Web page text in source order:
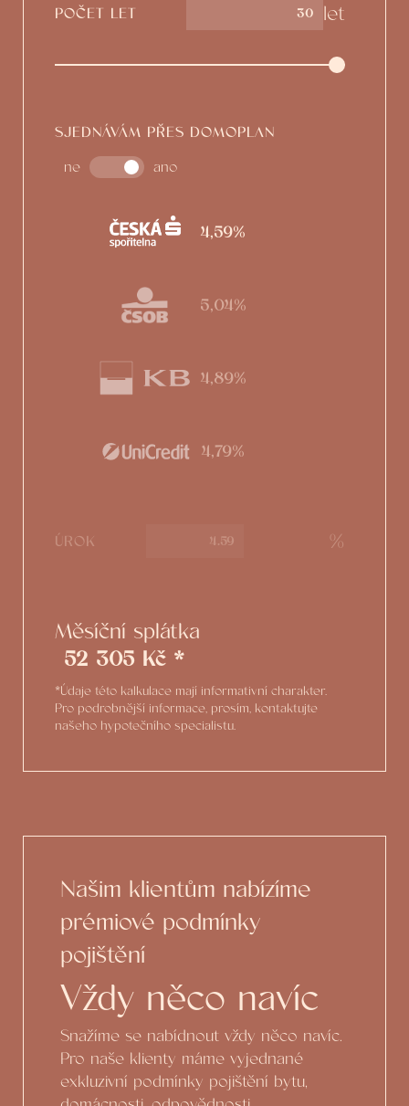
POČET LET let
SJEDNÁVÁM PŘES DOMOPLAN
ne ano
4,59%
5,04%
4,89%
4,79%
ÚROK %
Měsíční splátka
52 305 Kč *
*Údaje této kalkulace mají informativní charakter.
Pro podrobnější informace, prosím, kontaktujte
našeho hypotečního specialistu.
Našim klientům nabízíme
prémiové podmínky
pojištění
Vždy něco navíc
Snažíme se nabídnout vždy něco navíc.
Pro naše klienty máme vyjednané
exkluzivní podmínky pojištění bytu,